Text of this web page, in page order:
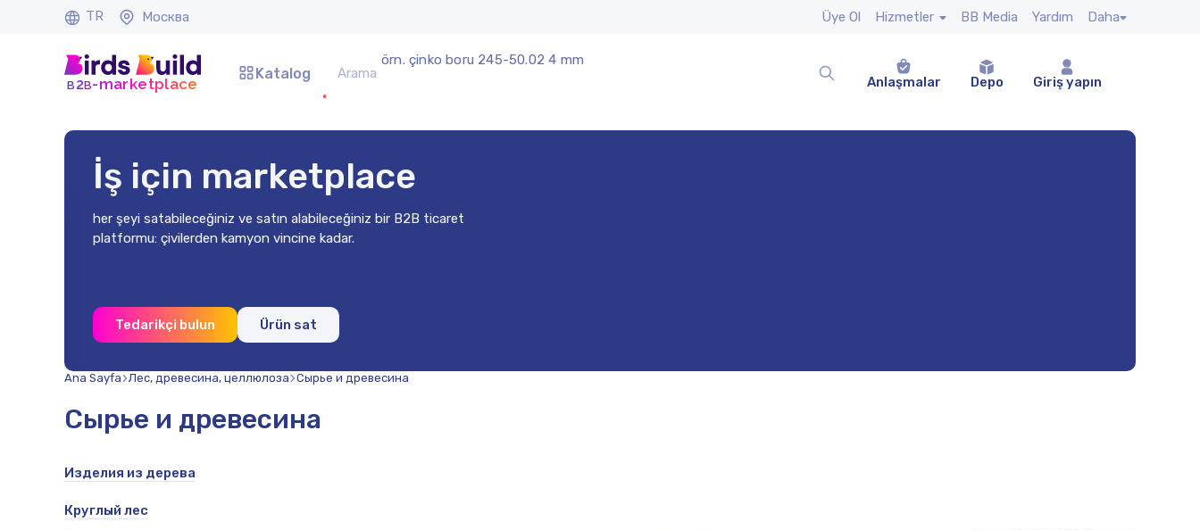
TR Москва Üye Ol Hizmetler BB Media Yardım Daha
b2b-marketplace
Katalog
örn. çinko boru 245-50.02 4 mm
Anlaşmalar
Depo Giriş yapın
İş için marketplace
her şeyi satabileceğiniz ve satın alabileceğiniz bir B2B ticaret
platformu: çivilerden kamyon vincine kadar.
Tedarikçi bulun Ürün sat
Ana Sayfa Лес, древесина, целлюлоза Сырье и древесина
Сырье и древесина
Изделия из дерева
Круглый лес